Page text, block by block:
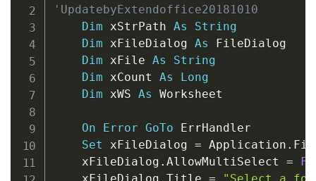
'UpdatebyExtendoffice20181010
Dim xStrPath As
String
Dim xFileDialog As FileDialog
Dim xFile As
String
Dim xCount As
Long
Dim xWS As Worksheet
On Error GoTo ErrHandler
Set xFileDialog = Application .
    xFileDialog
. AllowMultiSelect =
    xFileDialog
. Title =
"Select a